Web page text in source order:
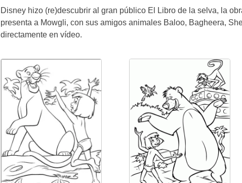
Disney hizo (re)descubrir al gran público El Libro de la selva, la
presenta a Mowgli, con sus amigos animales Baloo, Bagheera,
directamente en vídeo.